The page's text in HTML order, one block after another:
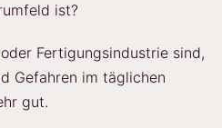
ist?
Fertigungsindustrie sind,
Gefahren im täglichen
gut.